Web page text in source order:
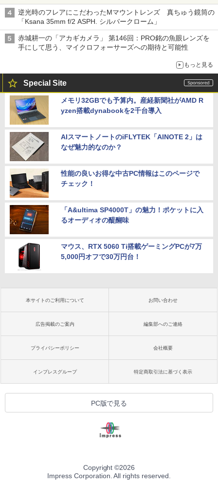
逆光時のフレアにこだわったMマウントレンズ 真ちゅう鏡筒の
「Ksana 35mm f/2 ASPH. シルバークローム」
赤城耕一の「アカギカメラ」 第146回：PRO銘の魚眼レンズを
手にして思う、マイクロフォーサーズへの期待と可能性
もっと見る
Special Site
メモリ32GBでも予算内。産経新聞社がAMD R
yzen搭載dynabookを2千台導入
AIスマートノートのiFLYTEK「AINOTE 2」は
なぜ魅力的なのか？
性能の良いお得な中古PC情報はこのページで
チェック！
「A&ultima SP4000T」の魅力！ポケットに入
るオーディオの醍醐味
マウス、RTX 5060 Ti搭載ゲーミングPCが7万
5,000円オフで30万円台！
本サイトのご利用について お問い合わせ
広告掲載のご案内 編集部へのご連絡
プライバシーポリシー 会社概要
インプレスグループ 特定商取引法に基づく表示
PC版で見る
Copyright ©2026
Impress Corporation. All rights reserved.